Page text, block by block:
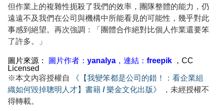
但作業上的複雜性扼殺了我們的效率，團隊整體的能力，仍
遠遠不及我們在公司與機構中所能看見的可能性，幾乎對此
事感到絕望。再次強調：「團體合作絕對比個人作業還要笨
了許多。」
圖片來源： 圖片作者：yanalya，連結：freepik
，CC
Licensed
※本文內容授權自
《【我變笨都是公司的錯！：看企業組
織如何毀掉聰明人才】書籍 / 樂金文化出版》
，未經授權不
得轉載。